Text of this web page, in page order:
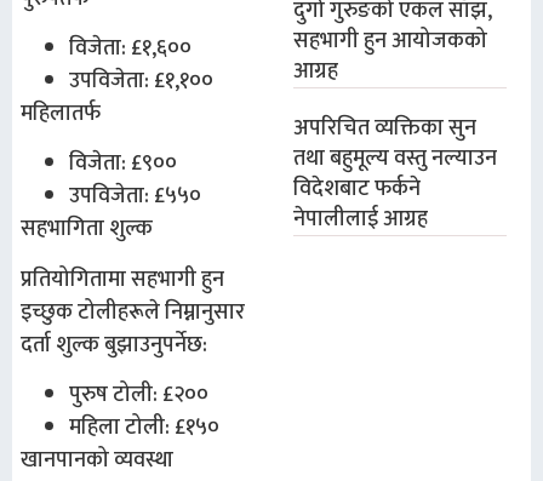
विजेता: £१,६००
उपविजेता: £१,१००
महिलातर्फ
विजेता: £९००
उपविजेता: £५५०
सहभागिता शुल्क
प्रतियोगितामा सहभागी हुन
इच्छुक टोलीहरूले निम्नानुसार
दर्ता शुल्क बुझाउनुपर्नेछ:
पुरुष टोली: £२००
महिला टोली: £१५०
खानपानको व्यवस्था
दुर्गा गुरुङको एकल साँझ,
सहभागी हुन आयोजकको
आग्रह
अपरिचित व्यक्तिका सुन
तथा बहुमूल्य वस्तु नल्याउन
विदेशबाट फर्कने
नेपालीलाई आग्रह